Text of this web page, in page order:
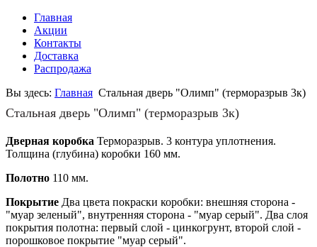
Главная
Акции
Контакты
Доставка
Распродажа
Вы здесь: Главная Стальная дверь "Олимп" (терморазрыв 3к)
Стальная дверь "Олимп" (терморазрыв 3к)
Дверная коробка Терморазрыв. 3 контура уплотнения.
Толщина (глубина) коробки 160 мм.
Полотно 110 мм.
Покрытие Два цвета покраски коробки: внешняя сторона -
"муар зеленый", внутренняя сторона - "муар серый". Два слоя
покрытия полотна: первый слой - цинкогрунт, второй слой -
порошковое покрытие "муар серый".